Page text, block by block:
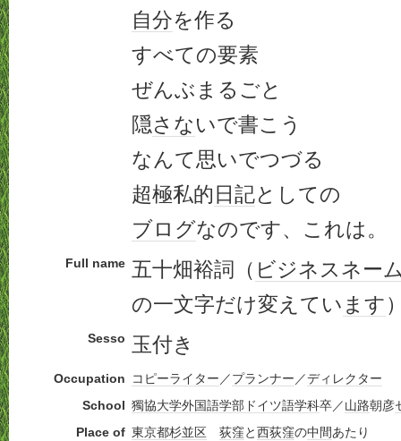
自分を作る
すべての要素
ぜんぶまるごと
隠さないで書こう
なんて思いでつづる
超極私的 日記としての
ブログなのです、これは。
Full name 五十畑裕詞（ ビジネスネー
の一文字だけ変えてい ます
Sesso 玉付き
Occupation コピーライター／プランナー／ディレクター
School 獨協大学外国語学部 ドイツ語学科卒／山路朝彦
Place of 東京都杉並区 荻窪と西荻窪の中間あたり